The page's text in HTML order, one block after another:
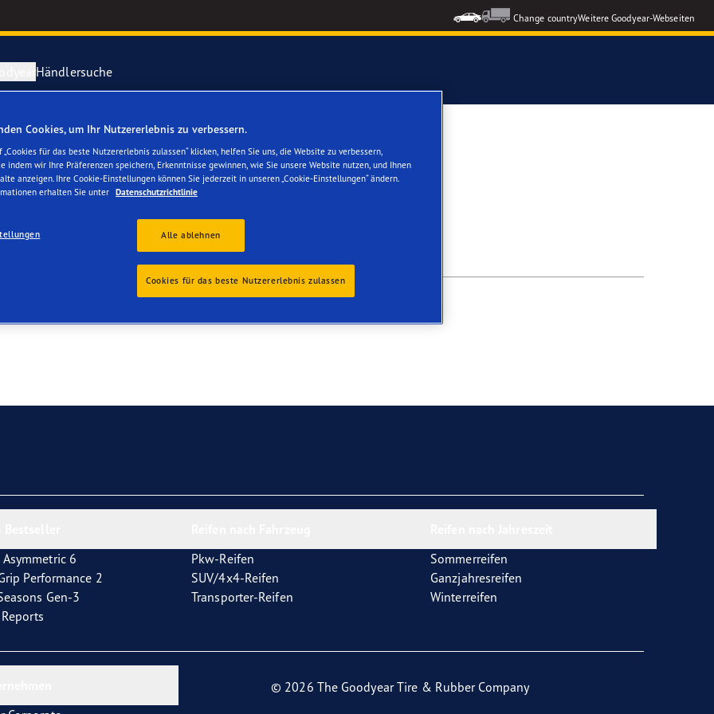
Change countryWeitere Goodyear-Webseiten
Reifenpflege
Sie einen Platten
erforscht Schnee
Blimp
RACING
UltraGrip Performance 3
Händlersuche
AG 51671
Asymmetric 6
Performance 2
Gen-3
Pkw-Reifen
SUV/4x4-Reifen
Transporter-Reifen
Sommerreifen
Ganzjahresreifen
Winterreifen
© 2026 The Goodyear Tire & Rubber Company
Cookies, um Ihr Nutzererlebnis zu verbessern.
„Cookies für das beste Nutzererlebnis zulassen“ klicken, helfen Sie uns, die Website zu verbessern,
indem wir Ihre Präferenzen speichern, Erkenntnisse gewinnen, wie Sie unsere Website nutzen, und Ihnen
anzeigen. Ihre Cookie-Einstellungen können Sie jederzeit in unseren „Cookie-Einstellungen“ ändern.
erhalten Sie unter Datenschutzrichtlinie
Alle ablehnen
Cookies für das beste Nutzererlebnis zulassen